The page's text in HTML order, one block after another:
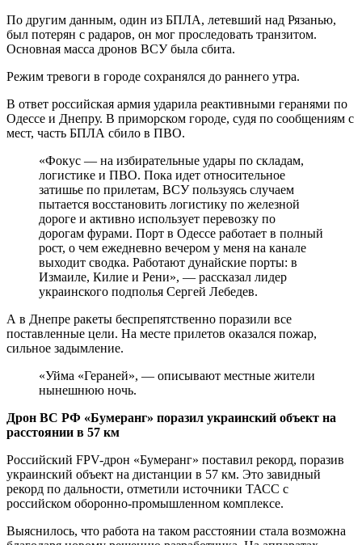
По другим данным, один из БПЛА, летевший над Рязанью,
был потерян с радаров, он мог проследовать транзитом.
Основная масса дронов ВСУ была сбита.
Режим тревоги в городе сохранялся до раннего утра.
В ответ российская армия ударила реактивными геранями по
Одессе и Днепру. В приморском городе, судя по сообщениям с
мест, часть БПЛА сбило в ПВО.
«Фокус — на избирательные удары по складам,
логистике и ПВО. Пока идет относительное
затишье по прилетам, ВСУ пользуясь случаем
пытается восстановить логистику по железной
дороге и активно использует перевозку по
дорогам фурами. Порт в Одессе работает в полный
рост, о чем ежедневно вечером у меня на канале
выходит сводка. Работают дунайские порты: в
Измаиле, Килие и Рени», — рассказал лидер
украинского подполья Сергей Лебедев.
А в Днепре ракеты беспрепятственно поразили все
поставленные цели. На месте прилетов оказался пожар,
сильное задымление.
«Уйма «Гераней», — описывают местные жители
нынешнюю ночь.
Дрон ВС РФ «Бумеранг» поразил украинский объект на
расстоянии в 57 км
Российский FPV-дрон «Бумеранг» поставил рекорд, поразив
украинский объект на дистанции в 57 км. Это завидный
рекорд по дальности, отметили источники ТАСС с
российском оборонно-промышленном комплексе.
Выяснилось, что работа на таком расстоянии стала возможна